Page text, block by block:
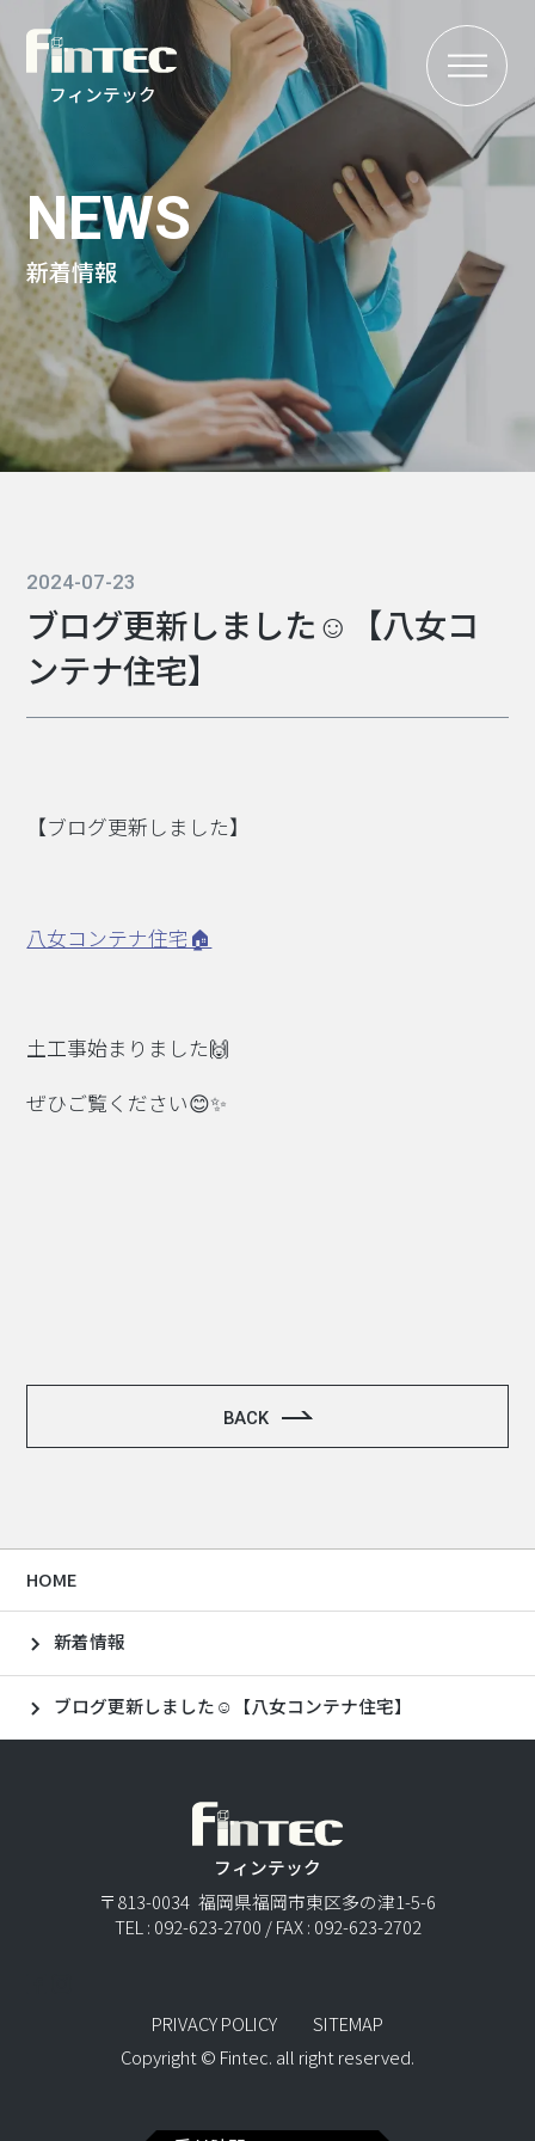
フィンテック
MENU
NEWS
新着情報
2024-07-23
ブログ更新しました☺【八女コ
ンテナ住宅】
【ブログ更新しました】
八女コンテナ住宅🏠
土工事始まりました🙌
ぜひご覧ください😊✨
BACK
HOME
新着情報
ブログ更新しました☺【八女コンテナ住宅】
フィンテック
〒813-0034 福岡県福岡市東区多の津1-5-6
TEL : 092-623-2700 / FAX : 092-623-2702
PRIVACY POLICY
SITEMAP
Copyright © Fintec. all right reserved.